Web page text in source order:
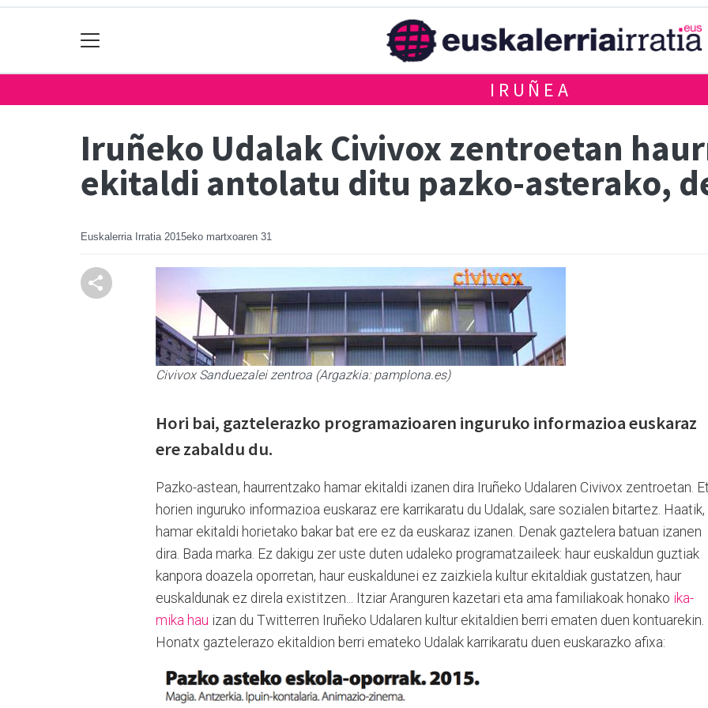
IRUÑEA
Iruñeko Udalak Civivox zentroetan
ekitaldi antolatu ditu pazko-asterako,
Euskalerria Irratia 2015eko martxoaren 31
Civivox Sanduezalei zentroa (Argazkia: pamplona.es)
Hori bai, gaztelerazko programazioaren inguruko informazioa euskaraz
ere zabaldu du.
Pazko-astean, haurrentzako hamar ekitaldi izanen dira Iruñeko Udalaren Civivox zentroetan.
horien inguruko informazioa euskaraz ere karrikaratu du Udalak, sare sozialen bitartez. Haatik,
hamar ekitaldi horietako bakar bat ere ez da euskaraz izanen. Denak gaztelera batuan izanen
dira. Bada marka. Ez dakigu zer uste duten udaleko programatzaileek: haur euskaldun guztiak
kanpora doazela oporretan, haur euskaldunei ez zaizkiela kultur ekitaldiak gustatzen, haur
euskaldunak ez direla existitzen... Itziar Aranguren kazetari eta ama familiakoak honako ika-
mika hau izan du Twitterren Iruñeko Udalaren kultur ekitaldien berri ematen duen kontuarekin.
Honatx gaztelerazo ekitaldion berri emateko Udalak karrikaratu duen euskarazko afixa: